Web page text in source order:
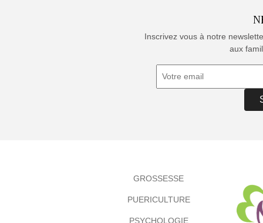
Inscrivez vous à notre
aux
GROSSESSE
PUERICULTURE
PSYCHOLOGIE